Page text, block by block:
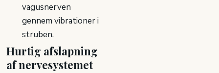
vagusnerven
gennem vibrationer i
struben.
Hurtig afslapning
af nervesystemet